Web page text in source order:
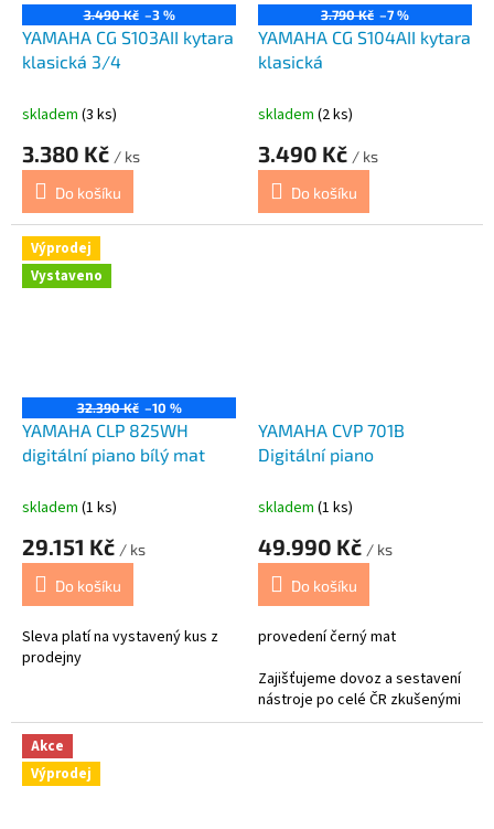
3.490 Kč –3 %
YAMAHA CG S103AII kytara
klasická 3/4
skladem (3 ks)
3.380 Kč / ks
Do košíku
3.790 Kč –7 %
YAMAHA CG S104AII kytara
klasická
skladem (2 ks)
3.490 Kč / ks
Do košíku
Výprodej
Vystaveno
32.390 Kč –10 %
YAMAHA CLP 825WH
digitální piano bílý mat
skladem (1 ks)
29.151 Kč / ks
Do košíku
Sleva platí na vystavený kus z
prodejny
YAMAHA CVP 701B
Digitální piano
skladem (1 ks)
49.990 Kč / ks
Do košíku
provedení černý mat
Zajišťujeme dovoz a sestavení
nástroje po celé ČR zkušenými
pracovníky z naší firmy.
Akce
Výprodej